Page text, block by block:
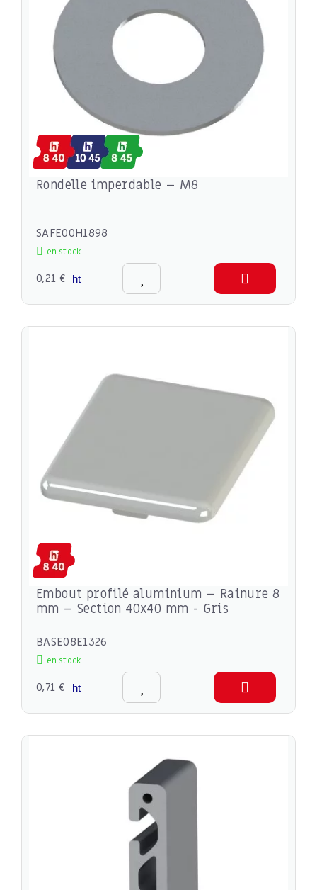
Rondelle imperdable – M8
SAFE00H1898
en stock
0,21 € ht
Embout profilé aluminium – Rainure 8
mm – Section 40x40 mm - Gris
BASE08E1326
en stock
0,71 € ht